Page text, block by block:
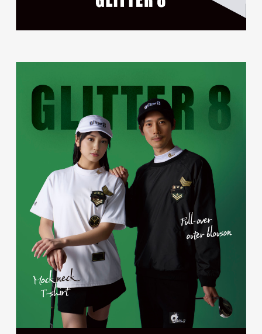
株式会社ベストブラス様 EC
サイト制作
#HTML/CSSコーディング
#レスポンシブWebデザイン